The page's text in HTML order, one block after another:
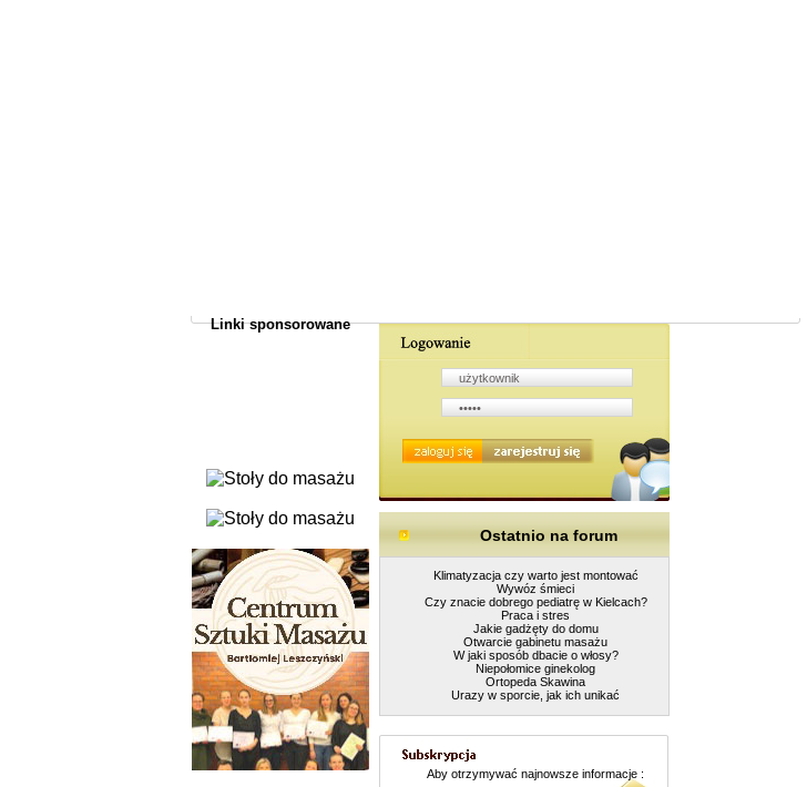
Linki sponsorowane
Ostatnio na forum
Klimatyzacja czy warto jest montować
Wywóz śmieci
Czy znacie dobrego pediatrę w Kielcach?
Praca i stres
Jakie gadżęty do domu
Otwarcie gabinetu masażu
W jaki sposób dbacie o włosy?
Niepołomice ginekolog
Ortopeda Skawina
Urazy w sporcie, jak ich unikać
Aby otrzymywać najnowsze informacje :